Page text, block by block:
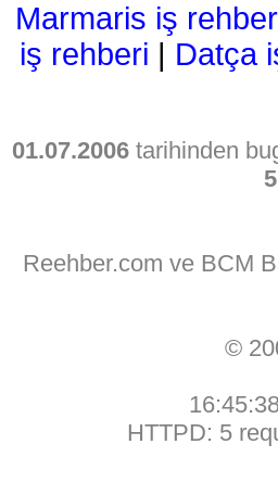
Marmaris iş
iş rehberi | Datça
01.07.2006 tarihinden
Reehber.com ve BCM
©
HTTPD: 5